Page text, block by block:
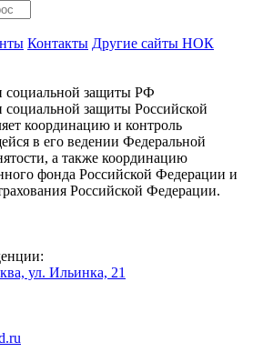
Контакты Другие сайты НОК
социальной защиты РФ
социальной защиты Российской
координацию и контроль
в его ведении Федеральной
а также координацию
фонда Российской Федерации и
Российской Федерации.
ул. Ильинка, 21